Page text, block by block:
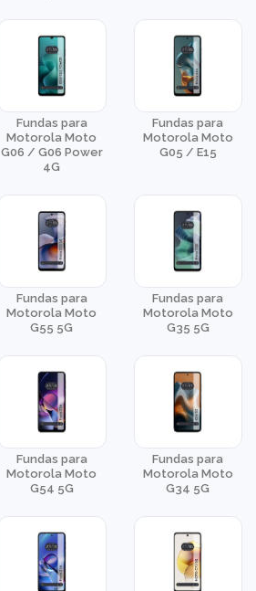
Fundas para
Motorola Moto
G06 / G06 Power
4G
Fundas para
Motorola Moto
G05 / E15
Fundas para
Motorola Moto
G55 5G
Fundas para
Motorola Moto
G35 5G
Fundas para
Motorola Moto
G54 5G
Fundas para
Motorola Moto
G34 5G